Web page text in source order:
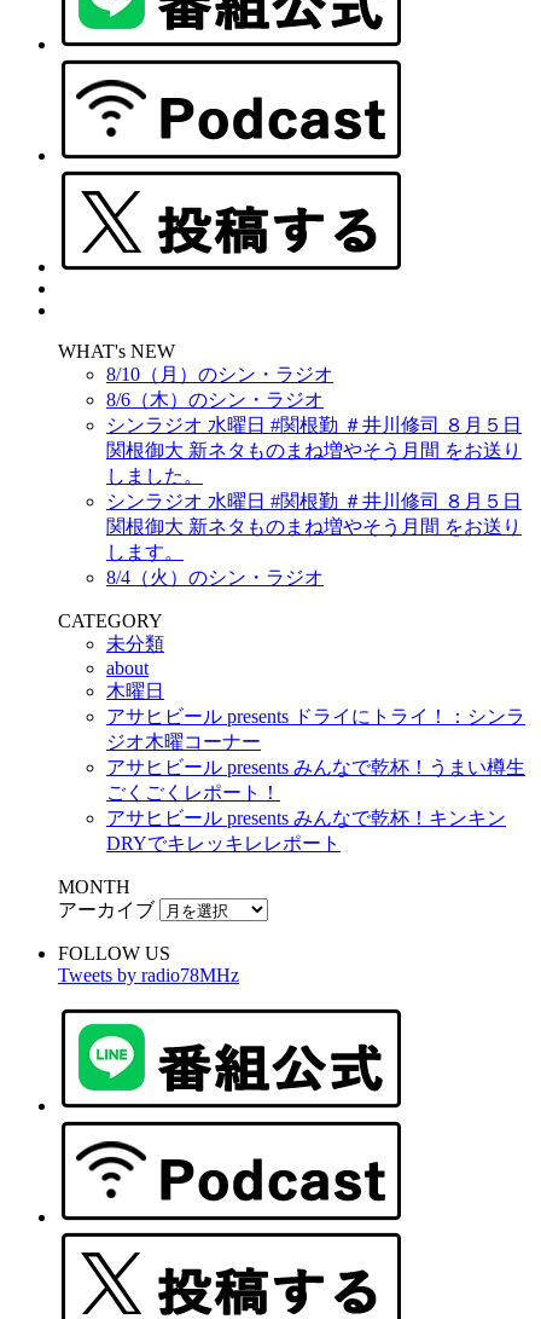
WHAT's NEW
8/10（月）のシン・ラジオ
8/6（木）のシン・ラジオ
シンラジオ 水曜日 #関根勤 ＃井川修司 ８月５日
関根御大 新ネタものまね増やそう月間 をお送り
しました。
シンラジオ 水曜日 #関根勤 ＃井川修司 ８月５日
関根御大 新ネタものまね増やそう月間 をお送り
します。
8/4（火）のシン・ラジオ
CATEGORY
未分類
about
木曜日
アサヒビール presents ドライにトライ！：シンラ
ジオ木曜コーナー
アサヒビール presents みんなで乾杯！うまい樽生
ごくごくレポート！
アサヒビール presents みんなで乾杯！キンキン
DRYでキレッキレレポート
MONTH
アーカイブ
FOLLOW US
Tweets by radio78MHz